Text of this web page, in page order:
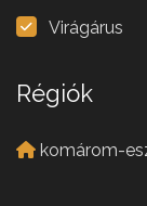
Virágárus
Régiók
komárom-